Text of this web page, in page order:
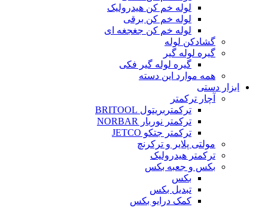
لوله خم کن هیدرولیک
لوله خم کن برقی
لوله خم کن جغجغه ای
گشادکن لوله
گیره لوله گیر
گیره لوله گیر فکی
همه موارد این دسته
ابزار دستی
آچار ترکمتر
ترکمتربریتول BRITOOL
ترکمتر نوربار NORBAR
ترکمتر جتکو JETCO
مولتی پلایر و ترکرنچ
ترکمتر هیدرولیک
بکس و جعبه بکس
بکس
تبدیل بکس
کمک درایو بکس